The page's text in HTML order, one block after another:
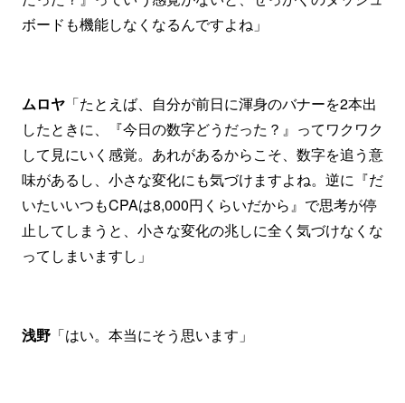
ボードも機能しなくなるんですよね」
ムロヤ 「たとえば、自分が前日に渾身のバナーを2本出
したときに、『今日の数字どうだった？』ってワクワク
して見にいく感覚。あれがあるからこそ、数字を追う意
味があるし、小さな変化にも気づけますよね。逆に『だ
いたいいつもCPAは8,000円くらいだから』で思考が停
止してしまうと、小さな変化の兆しに全く気づけなくな
ってしまいますし」
浅野 「はい。本当にそう思います」